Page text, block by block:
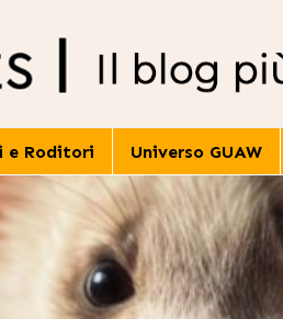
e Roditori Universo GUAW